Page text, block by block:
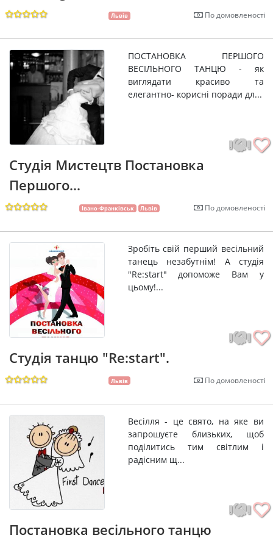
Львів По домовленості
ПОСТАНОВКА ПЕРШОГО
ВЕСІЛЬНОГО ТАНЦЮ - як
виглядати красиво та
елегантно- корисні поради дл...
Студія Мистецтв Постановка
Першого...
Івано-Франківськ Львів По домовленості
Зробіть свій перший весільний
танець незабутнім! А студія
"Re:start" допоможе Вам у
цьому!...
Студія танцю "Re:start".
Львів По домовленості
Весілля - це свято, на яке ви
запрошуєте близьких, щоб
поділитись тим світлим і
радісним щ...
Постановка весільного танцю